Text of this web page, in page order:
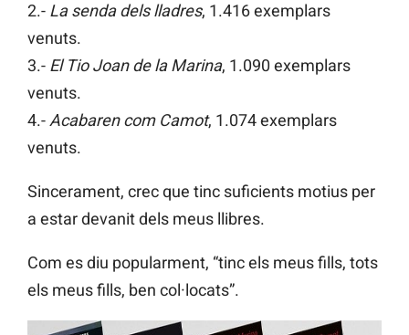
2.- La senda dels lladres, 1.416 exemplars
venuts.
3.- El Tio Joan de la Marina, 1.090 exemplars
venuts.
4.- Acabaren com Camot, 1.074 exemplars
venuts.
Sincerament, crec que tinc suficients motius per
a estar devanit dels meus llibres.
Com es diu popularment, “tinc els meus fills, tots
els meus fills, ben col·locats”.